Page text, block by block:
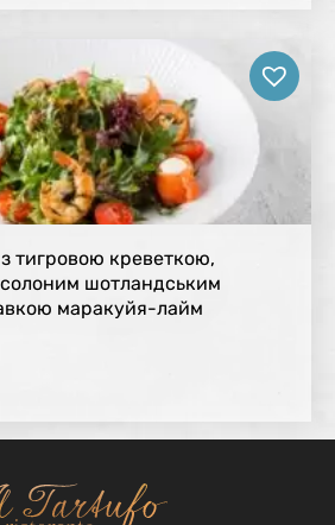
тигровою креветкою,
шотландським
маракуйя-лайм